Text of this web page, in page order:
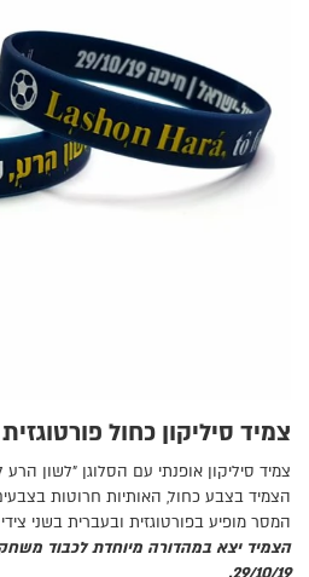
צמיד סיליקון כחול פורטוגזית
צמיד סיליקון אופנתי עם הסלוגן "לשון
הצמיד בצבע כחול, האותיות חרוטות
המסר מופיע בפורטוגזית ובעברית בשני
הצמיד יצא במהדורה מיוחדת לכבוד